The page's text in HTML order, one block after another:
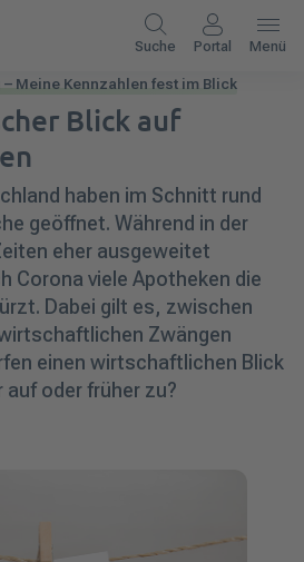
Suche Portal Menü
Meine Kennzahlen fest im Blick
Blick auf
haben im Schnitt rund
geöffnet. Während in der
eher ausgeweitet
Corona viele Apotheken die
Dabei gilt es, zwischen
Zwängen
einen wirtschaftlichen Blick
auf oder früher zu?